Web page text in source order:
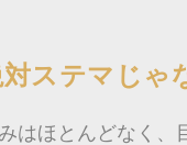
ステマじゃ
はほとんどなく